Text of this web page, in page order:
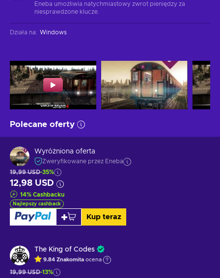
Eneba umożliwia natychmiastowy zwrot pieniędzy za
niesprawdzone klucze.
Działa na: Windows
Polecane oferty
Wyróżniona oferta
Zweryfikowane przez Eneba
19,99 USD-35%
12,98 USD
14% Cashbacku
Najlepszy cashback
Kup teraz
The King of Codes
9.84 Znakomita ocena
19,99 USD-13%